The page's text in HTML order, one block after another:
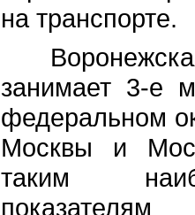
на транспорте.
занимает 3-е
федеральном
Москвы и
таким